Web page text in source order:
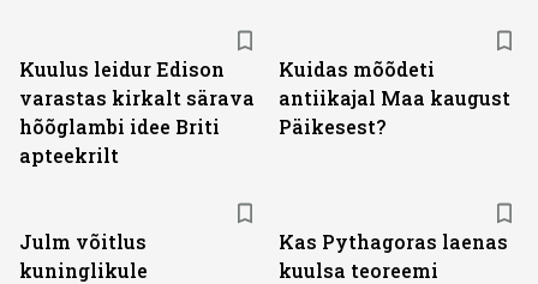
Kuulus leidur Edison
varastas kirkalt särava
hõõglambi idee Briti
apteekrilt
Kuidas mõõdeti
antiikajal Maa kaugust
Päikesest?
Julm võitlus
kuninglikule
Kas Pythagoras laenas
kuulsa teoreemi